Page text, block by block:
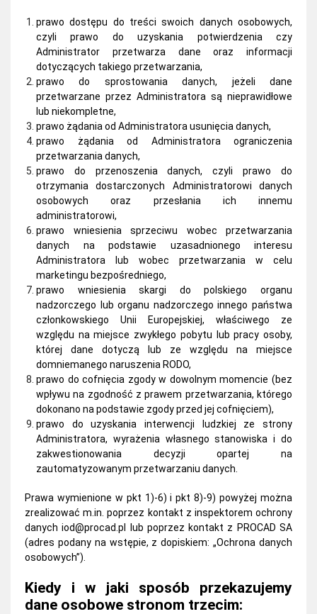
prawo dostępu do treści swoich danych osobowych,
czyli prawo do uzyskania potwierdzenia czy
Administrator przetwarza dane oraz informacji
dotyczących takiego przetwarzania,
prawo do sprostowania danych, jeżeli dane
przetwarzane przez Administratora są nieprawidłowe
lub niekompletne,
prawo żądania od Administratora usunięcia danych,
prawo żądania od Administratora ograniczenia
przetwarzania danych,
prawo do przenoszenia danych, czyli prawo do
otrzymania dostarczonych Administratorowi danych
osobowych oraz przesłania ich innemu
administratorowi,
prawo wniesienia sprzeciwu wobec przetwarzania
danych na podstawie uzasadnionego interesu
Administratora lub wobec przetwarzania w celu
marketingu bezpośredniego,
prawo wniesienia skargi do polskiego organu
nadzorczego lub organu nadzorczego innego państwa
członkowskiego Unii Europejskiej, właściwego ze
względu na miejsce zwykłego pobytu lub pracy osoby,
której dane dotyczą lub ze względu na miejsce
domniemanego naruszenia RODO,
prawo do cofnięcia zgody w dowolnym momencie (bez
wpływu na zgodność z prawem przetwarzania, którego
dokonano na podstawie zgody przed jej cofnięciem),
prawo do uzyskania interwencji ludzkiej ze strony
Administratora, wyrażenia własnego stanowiska i do
zakwestionowania decyzji opartej na
zautomatyzowanym przetwarzaniu danych.
Prawa wymienione w pkt 1)-6) i pkt 8)-9) powyżej można
zrealizować m.in. poprzez kontakt z inspektorem ochrony
danychiod@procad.pl
lub poprzez kontakt z PROCAD SA
(adres podany na wstępie, z dopiskiem: „Ochrona danych
osobowych”).
Kiedy i w jaki sposób przekazujemy
dane osobowe stronom trzecim: